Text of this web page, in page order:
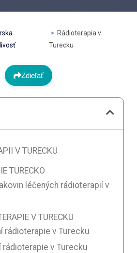
Rádioterapia v
Turecku
Zdieľať
V TURECKU
TURECKO
léčených rádioterapií v
V TURECKU
rádioterapie v Turecku
rádioterapie v Turecku